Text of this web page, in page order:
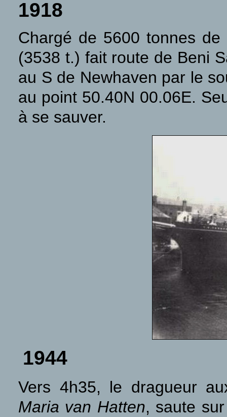
1918
Chargé de 5600 tonnes
(3538 t.) fait route de Beni
au S de Newhaven par le
au point 50.40N 00.06E.
à se sauver.
1944
Vers 4h35, le dragueur
Maria van Hatten, saute